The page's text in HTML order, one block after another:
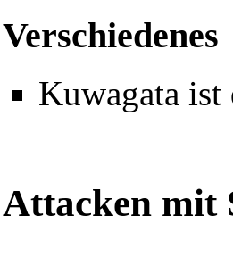
Verschiedenes
Kuwagata ist
Attacken mit